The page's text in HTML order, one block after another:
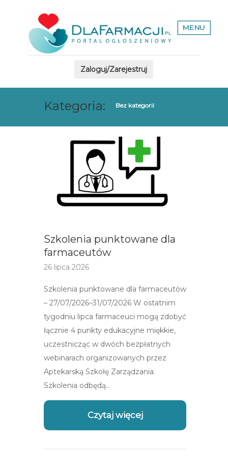
MENU
Zaloguj/Zarejestruj
Kategoria: Bez kategorii
Szkolenia punktowane dla
farmaceutów
26 lipca 2026
Szkolenia punktowane dla farmaceutów
– 27/07/2026–31/07/2026 W ostatnim
tygodniu lipca farmaceuci mogą zdobyć
łącznie 4 punkty edukacyjne miękkie,
uczestnicząc w dwóch bezpłatnych
webinarach organizowanych przez
Aptekarską Szkołę Zarządzania.
Szkolenia odbędą…
Czytaj więcej